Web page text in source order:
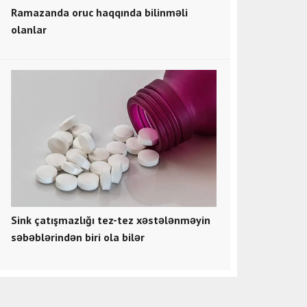
Ramazanda oruc haqqında bilinməli
olanlar
Sink çatışmazlığı tez-tez xəstələnməyin
səbəblərindən biri ola bilər